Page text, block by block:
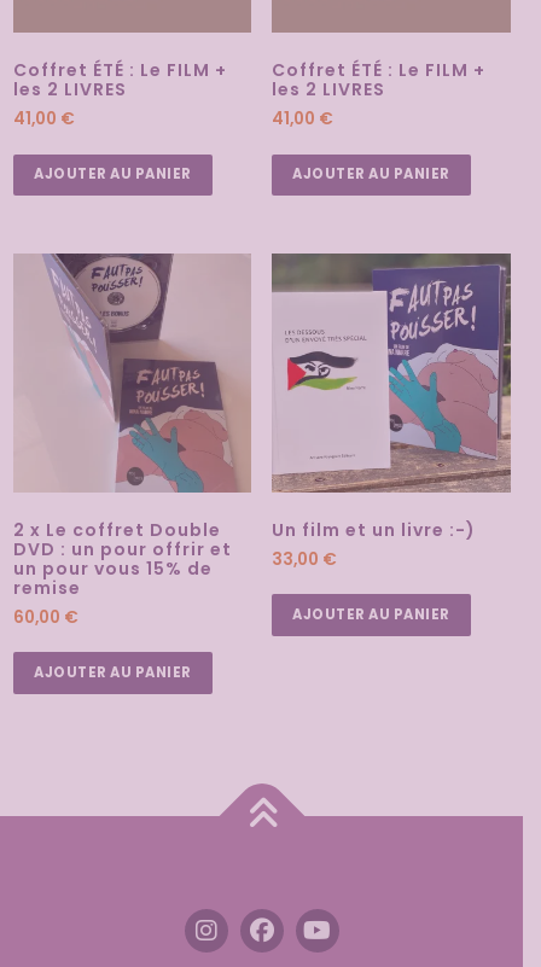
Coffret ÉTÉ : Le FILM +
les 2 LIVRES
41,00 €
AJOUTER AU PANIER
Coffret ÉTÉ : Le FILM +
les 2 LIVRES
41,00 €
AJOUTER AU PANIER
2 x Le coffret Double
DVD : un pour offrir et
un pour vous 15% de
remise
60,00 €
AJOUTER AU PANIER
Un film et un livre :-)
33,00 €
AJOUTER AU PANIER